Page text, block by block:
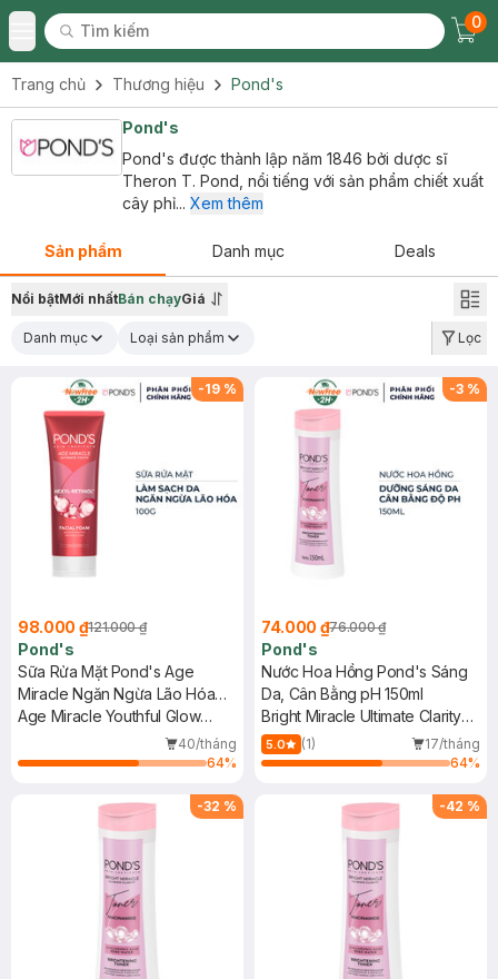
Toggle Menu
Tìm kiếm
Tìm kiếm
0
Trang chủ Thương hiệu Pond's
Pond's
Pond's được thành lập năm 1846 bởi dược sĩ
Theron T. Pond, nổi tiếng với sản phẩm chiết xuất
cây phỉ... Xem thêm
Sản phẩm Danh mục Deals
Nổi bậtMới nhấtBán chạyGiá
Danh mục Loại sản phẩm Lọc
-19 %
98.000 ₫121.000 ₫
Pond's
Sữa Rửa Mặt Pond's Age
Miracle Ngăn Ngừa Lão Hóa
100g
Age Miracle Youthful Glow
Facial Treatment Glow 40/tháng
64%
-3 %
74.000 ₫76.000 ₫
Pond's
Nước Hoa Hồng Pond's Sáng
Da, Cân Bằng pH 150ml
Bright Miracle Ultimate Clarity
Brightening Toner
5.0 (1)
17/tháng
64%
-32 % -42 %